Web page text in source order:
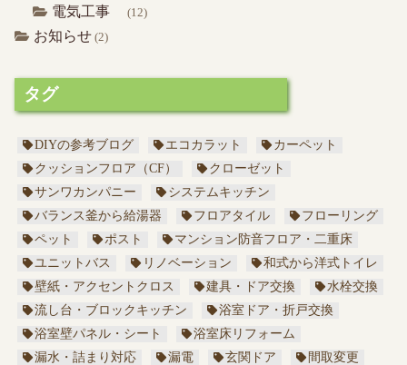
電気工事 (12)
お知らせ (2)
タグ
DIYの参考ブログ エコカラット
カーペット
クッションフロア（CF）
クローゼット
サンワカンパニー
システムキッチン
バランス釜から給湯器
フロアタイル
フローリング
ペット
ポスト
マンション防音フロア・二重床
ユニットバス
リノベーション
和式から洋式トイレ
壁紙・アクセントクロス
建具・ドア交換
水栓交換
流し台・ブロックキッチン
浴室ドア・折戸交換
浴室壁パネル・シート
浴室床リフォーム
漏水・詰まり対応
漏電 玄関ドア
間取変更